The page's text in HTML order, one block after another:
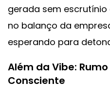
gerada sem
no balanço da
esperando para
Além da Vibe:
Consciente